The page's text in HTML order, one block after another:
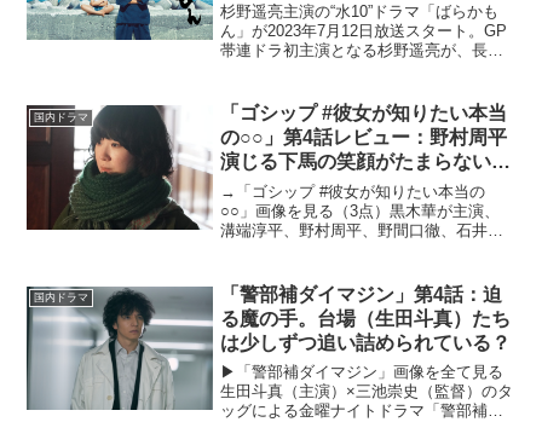
杉野遥亮主演の“水10”ドラマ「ばらかも
ん」が2023年7月12日放送スタート。GP
帯連ドラ初主演となる杉野遥亮が、長
る。同名原作漫画も大人気で、いかにハ
ートフルな世界観...
国内ドラマ
「ゴシップ #彼女が知りたい本当
の○○」第4話レビュー：野村周平
演じる下馬の笑顔がたまらない！
徐々に明かされる、凛々子の過去
にも注目（※ストーリーネタバレ
あり）
→「ゴシップ #彼女が知りたい本当の
○○」画像を見る（3点）黒木華が主演、
溝端淳平、野村周平、野間口徹、石井杏
6日より放送スタート。取材なしの「コタ
ツ記事」を...
国内ドラマ
「警部補ダイマジン」第4話：迫
る魔の手。台場（生田斗真）たち
は少しずつ追い詰められている？
▶︎「警部補ダイマジン」画像を全て見る
生田斗真（主演）×三池崇史（監督）のタ
ッグによる金曜ナイトドラマ「警部補ダ